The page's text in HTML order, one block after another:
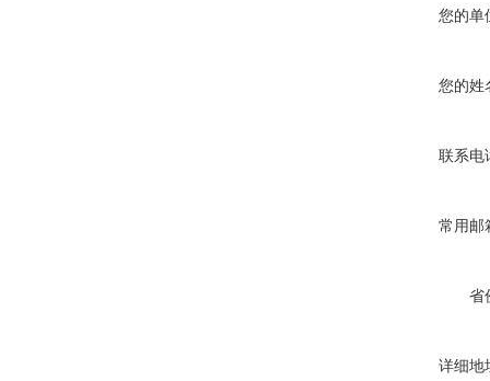
您的单
您的姓
联系电
常用邮
省
详细地